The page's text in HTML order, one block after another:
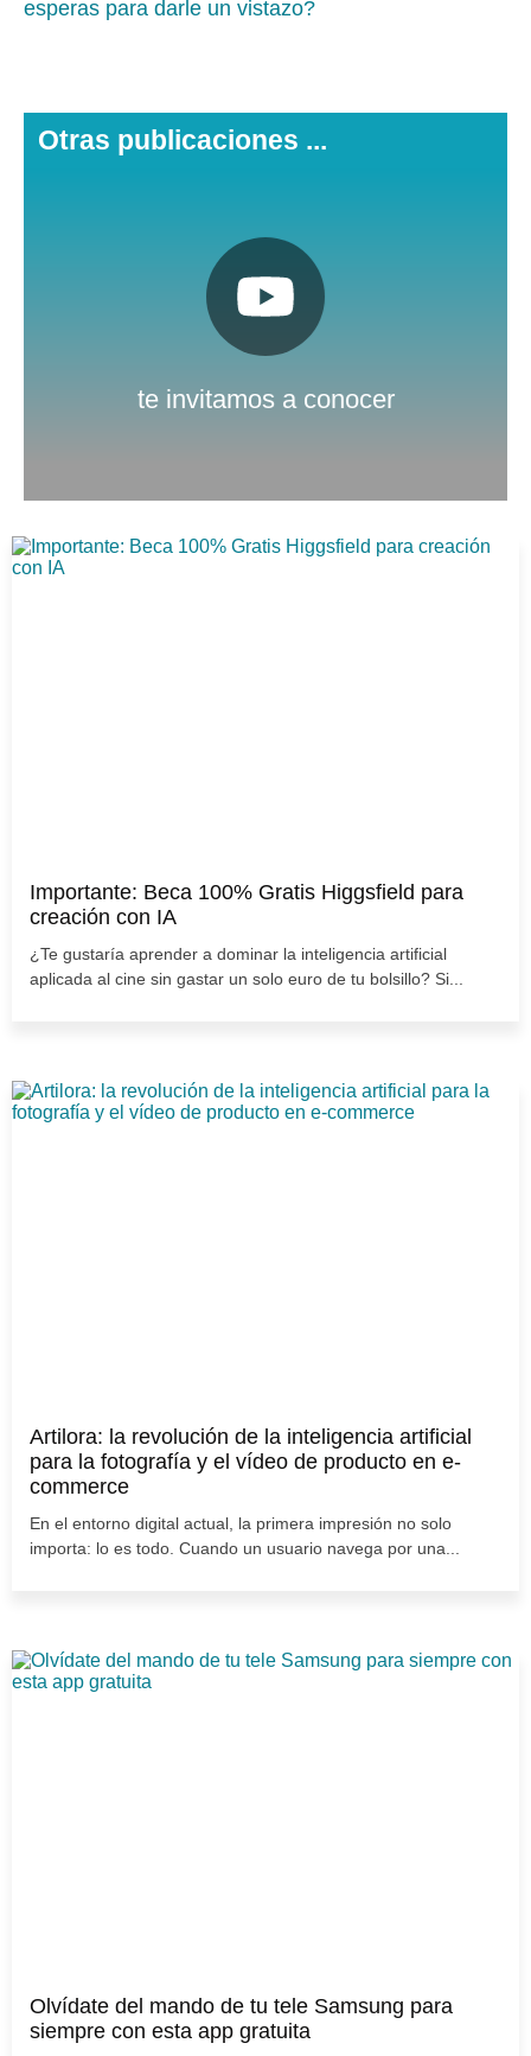
esperas para darle un vistazo?
Otras publicaciones ...
te invitamos a conocer
Pulsa aquí
Importante: Beca 100% Gratis Higgsfield para
creación con IA
¿Te gustaría aprender a dominar la inteligencia artificial
aplicada al cine sin gastar un solo euro de tu bolsillo? Si...
Artilora: la revolución de la inteligencia artificial
para la fotografía y el vídeo de producto en e-
commerce
En el entorno digital actual, la primera impresión no solo
importa: lo es todo. Cuando un usuario navega por una...
Olvídate del mando de tu tele Samsung para
siempre con esta app gratuita